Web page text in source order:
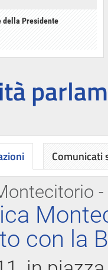
della Presidente
con la
Comunicati